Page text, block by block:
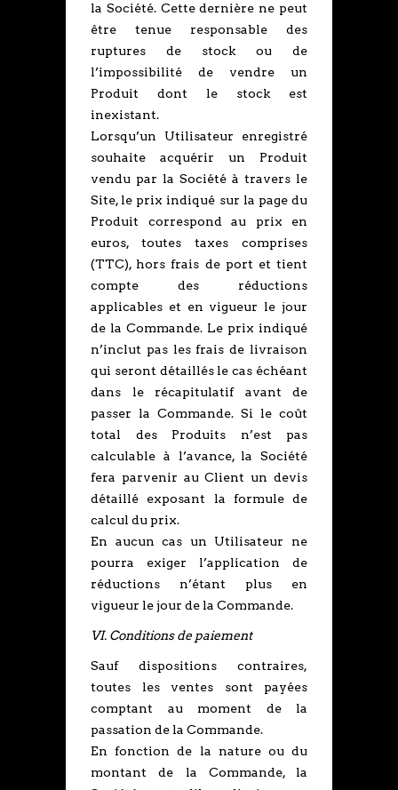
la Société. Cette dernière ne peut
être tenue responsable des
ruptures de stock ou de
l’impossibilité de vendre un
Produit dont le stock est
inexistant.
Lorsqu’un Utilisateur enregistré
souhaite acquérir un Produit
vendu par la Société à travers le
Site, le prix indiqué sur la page du
Produit correspond au prix en
euros, toutes taxes comprises
(TTC), hors frais de port et tient
compte des réductions
applicables et en vigueur le jour
de la Commande. Le prix indiqué
n’inclut pas les frais de livraison
qui seront détaillés le cas échéant
dans le récapitulatif avant de
passer la Commande. Si le coût
total des Produits n’est pas
calculable à l’avance, la Société
fera parvenir au Client un devis
détaillé exposant la formule de
calcul du prix.
En aucun cas un Utilisateur ne
pourra exiger l’application de
réductions n’étant plus en
vigueur le jour de la Commande.
VI. Conditions de paiement
Sauf dispositions contraires,
toutes les ventes sont payées
comptant au moment de la
passation de la Commande.
En fonction de la nature ou du
montant de la Commande, la